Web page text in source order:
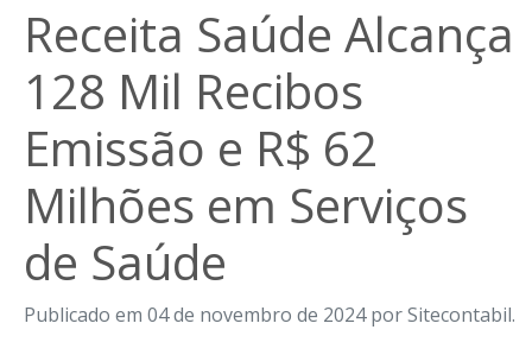
Receita Saúde Alcança
128 Mil Recibos
Emissão e R$ 62
Milhões em Serviços
de Saúde
Publicado em 04 de novembro de 2024 por Sitecontabil.